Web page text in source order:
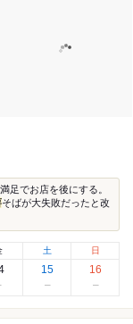
足でお店を後にする。
そばが大失敗だったと改
土
15
日
16